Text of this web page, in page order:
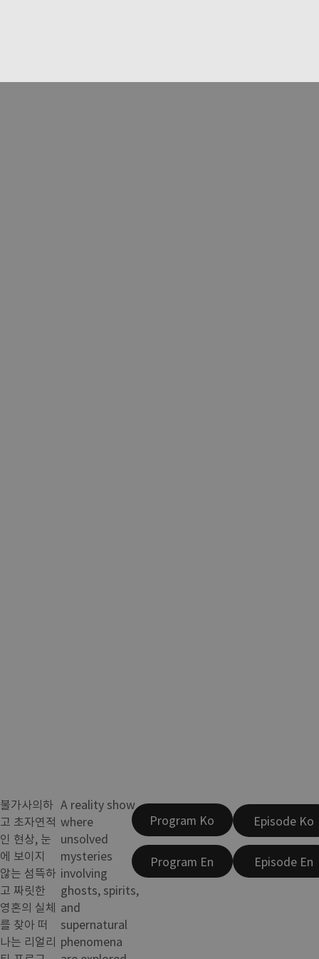
불가사의하
고 초자연적
인 현상, 눈
에 보이지
않는 섬뜩하
고 짜릿한
영혼의 실체
를 찾아 떠
나는 리얼리
A reality show
where
unsolved
mysteries
involving
ghosts, spirits,
and
supernatural
phenomena
Program Ko
Program En
Episode Ko
Episode En